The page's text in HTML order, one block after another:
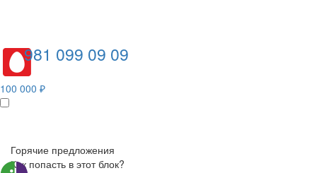
981 099 09 09
100 000 ₽
Горячие предложения
Как попасть в этот блок?